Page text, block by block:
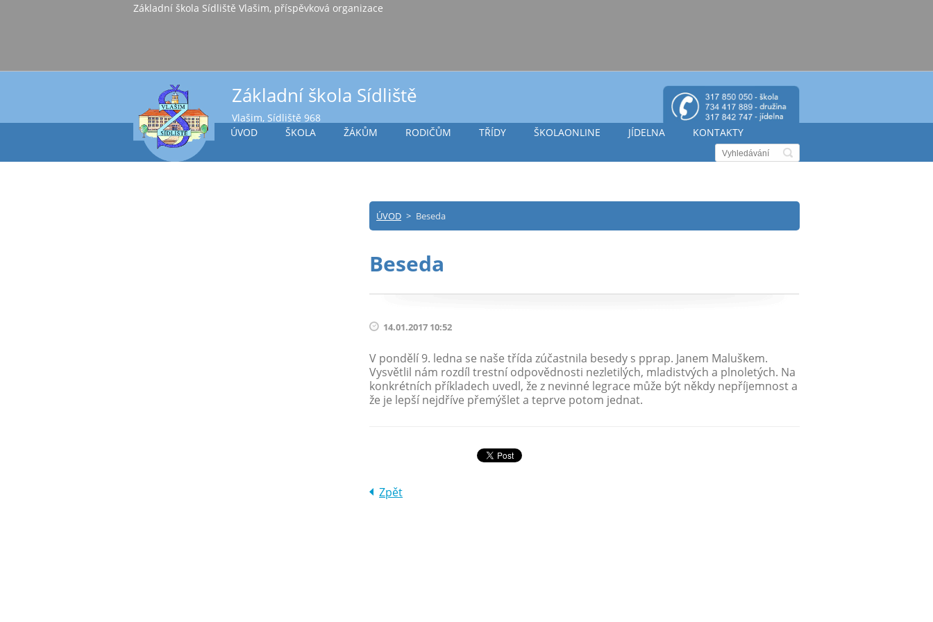
Základní škola Sídliště Vlašim, příspěvková organizace
Základní škola Sídliště
Vlašim, Sídliště 968
ÚVOD
ŠKOLA ŽÁKŮM RODIČŮM TŘÍDY ŠKOLAONLINE JÍDELNA KONTAKTY
ÚVOD > Beseda
Beseda
14.01.2017 10:52
V pondělí 9. ledna se naše třída zúčastnila besedy s pprap. Janem Maluškem.
Vysvětlil nám rozdíl trestní odpovědnosti nezletilých, mladistvých a plnoletých. Na
konkrétních příkladech uvedl, že z nevinné legrace může být někdy nepříjemnost a
že je lepší nejdříve přemýšlet a teprve potom jednat.
Zpět